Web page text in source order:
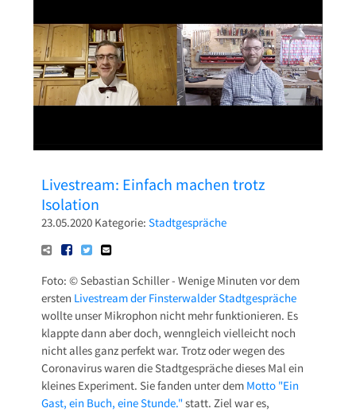
Pressetexte
Sponsoring
Livestream: Einfach machen trotz
Isolation
23.05.2020 Kategorie:Stadtgespräche
Foto: © Sebastian Schiller - Wenige Minuten vor dem
ersten Livestream der Finsterwalder Stadtgespräche
wollte unser Mikrophon nicht mehr funktionieren. Es
klappte dann aber doch, wenngleich vielleicht noch
nicht alles ganz perfekt war. Trotz oder wegen des
Coronavirus waren die Stadtgespräche dieses Mal ein
kleines Experiment. Sie fanden unter dem Motto "Ein
Gast, ein Buch, eine Stunde."statt. Ziel war es,